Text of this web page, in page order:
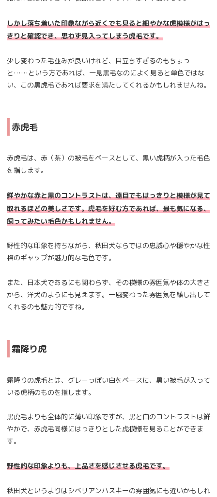
しかし落ち着いた印象ながら近くでも見ると細やかな虎模様がはっ
きりと確認でき、思わず見入ってしまう虎毛です。
少し変わった毛並みが良いけれど、目立ちすぎるのもちょっ
と……という方であれば、一見黒毛なのによく見ると単色ではな
い、この黒虎毛であれば要求を満たしてくれるかもしれませんね。
赤虎毛
赤虎毛は、赤（茶）の被毛をベースとして、黒い虎柄が入った毛色
を指します。
鮮やかな赤と黒のコントラストは、遠目でもはっきりと模様が見て
取れるほどの美しさです。虎毛を好む方であれば、最も気になる、
飼ってみたい毛色かもしれません。
野性的な印象を持ちながら、秋田犬ならではの忠誠心や穏やかな性
格のギャップが魅力的な毛色です。
また、日本犬であるにも関わらず、その模様の雰囲気や体の大きさ
から、洋犬のようにも見えます。一風変わった雰囲気を醸し出して
くれるのも魅力的ですね。
霜降り虎
霜降りの虎毛とは、グレーっぽい白をベースに、黒い被毛が入って
いる虎柄のものを指します。
黒虎毛よりも全体的に薄い印象ですが、黒と白のコントラストは鮮
やかで、赤虎毛同様にはっきりとした虎模様を見ることができま
す。
野性的な印象よりも、上品さを感じさせる虎毛です。
秋田犬というよりはシベリアンハスキーの雰囲気にも近いかもしれ